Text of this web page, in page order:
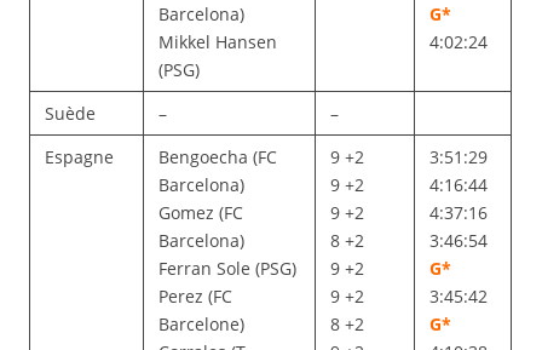
Barcelona)
Mikkel Hansen
(PSG)
G*
4:02:24
Suède –
–
Espagne
Bengoecha (FC
Barcelona)
Gomez (FC
Barcelona)
Ferran Sole (PSG)
Perez (FC
Barcelone)
9 +2
9 +2
9 +2
8 +2
9 +2
9 +2
8 +2
3:51:29
4:16:44
4:37:16
3:46:54
G*
3:45:42
G*